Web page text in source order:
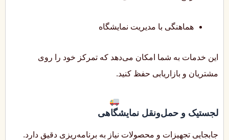
هماهنگی با مدیریت نمایشگاه
این خدمات به شما امکان می‌دهد که تمرکز خود را روی
مشتریان و بازاریابی حفظ کنید.
لجستیک و حمل‌ونقل نمایشگاهی
جابجایی تجهیزات و محصولات نیاز به برنامه‌ریزی دقیق دارد.